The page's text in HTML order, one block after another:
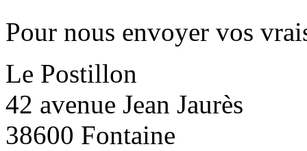
Pour nous envoyer vos
Le Postillon
42 avenue Jean Jaurès
38600 Fontaine